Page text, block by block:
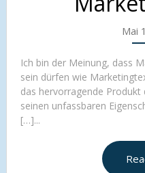
Mai
Ich bin der Meinung, dass
sein dürfen wie
das hervorragende
seinen unfassbaren
[…]...